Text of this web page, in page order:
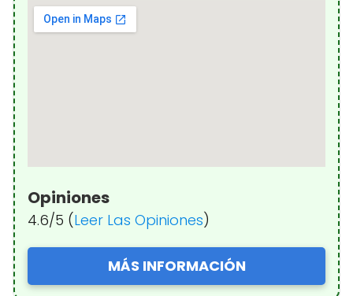
Opiniones
4.6/5 (Leer Las Opiniones)
MÁS INFORMACIÓN